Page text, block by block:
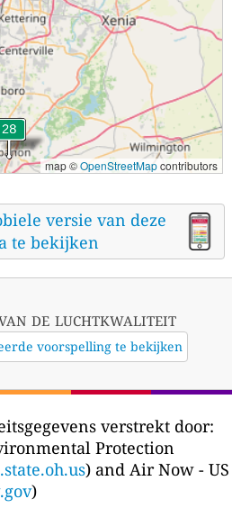
map ©OpenStreetMapcontributors
versie van deze
te bekijken
de luchtkwaliteit
voorspelling te bekijken
verstrekt door:
Protection
) and Air Now - US
)